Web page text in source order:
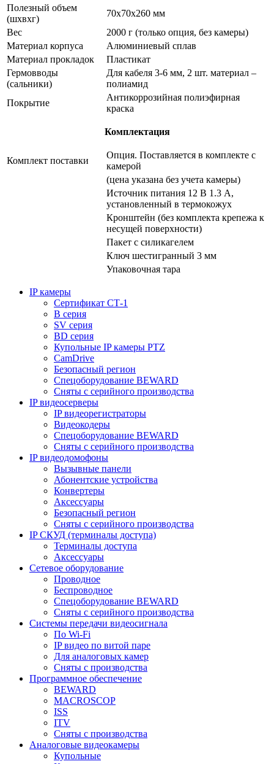
Полезный объем
(шхвхг)
70х70х260 мм
Вес
2000 г (только опция, без камеры)
Материал корпуса
Алюминиевый сплав
Материал прокладок
Пластикат
Гермовводы
(сальники)
Для кабеля 3-6 мм, 2 шт. материал –
полиамид
Покрытие
Антикоррозийная полиэфирная
краска
Комплектация
Комплект поставки
Опция. Поставляется в комплекте с
камерой
(цена указана без учета камеры)
Источник питания 12 В 1.3 А,
установленный в термокожух
Кронштейн (без комплекта крепежа к
несущей поверхности)
Пакет с силикагелем
Ключ шестигранный 3 мм
Упаковочная тара
IP камеры
Сертификат СТ-1
B серия
SV серия
BD серия
Купольные IP камеры PTZ
CamDrive
Безопасный регион
Спецоборудование BEWARD
Сняты с серийного производства
IP видеосерверы
IP видеорегистраторы
Видеокодеры
Спецоборудование BEWARD
Сняты с серийного производства
IP видеодомофоны
Вызывные панели
Абонентские устройства
Конвертеры
Аксессуары
Безопасный регион
Сняты с серийного производства
IP СКУД (терминалы доступа)
Терминалы доступа
Аксессуары
Сетевое оборудование
Проводное
Беспроводное
Спецоборудование BEWARD
Сняты с серийного производства
Системы передачи видеосигнала
По Wi-Fi
IP видео по витой паре
Для аналоговых камер
Сняты с производства
Программное обеспечение
BEWARD
MACROSCOP
ISS
ITV
Сняты с производства
Аналоговые видеокамеры
Купольные